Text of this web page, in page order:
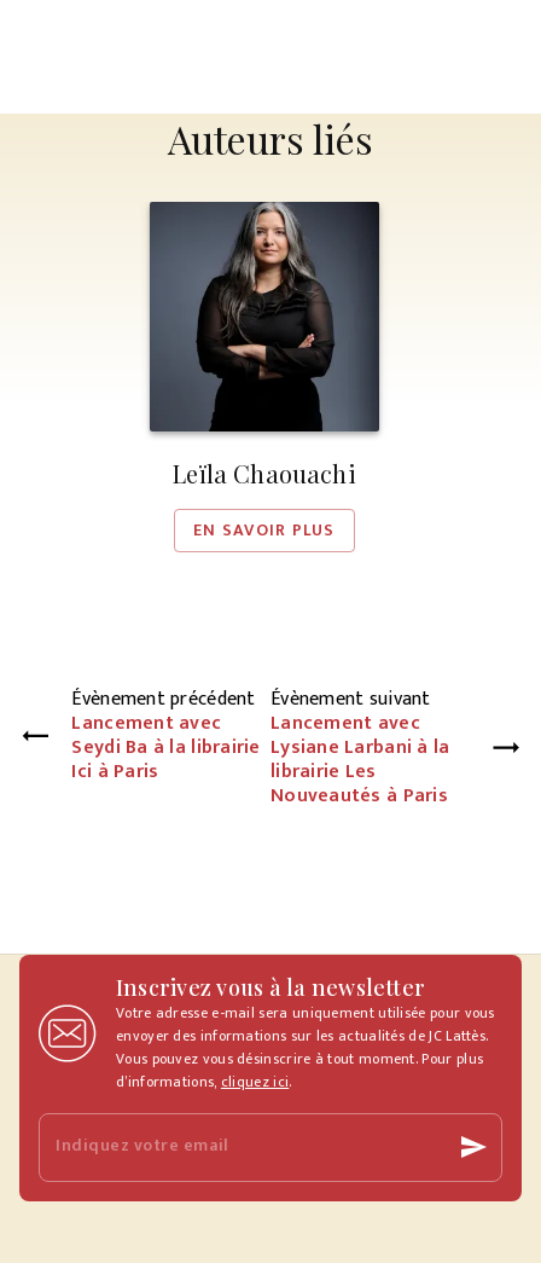
Auteurs liés
Leïla Chaouachi
EN SAVOIR PLUS
Évènement précédent
Lancement avec
Seydi Ba à la librairie
Ici à Paris
Évènement suivant
Lancement avec
Lysiane Larbani à la
librairie Les
Nouveautés à Paris
Inscrivez vous à la newsletter
Votre adresse e-mail sera uniquement utilisée pour vous
envoyer des informations sur les actualités de JC Lattès.
Vous pouvez vous désinscrire à tout moment. Pour plus
d’informations, cliquez ici.
Indiquez votre email send